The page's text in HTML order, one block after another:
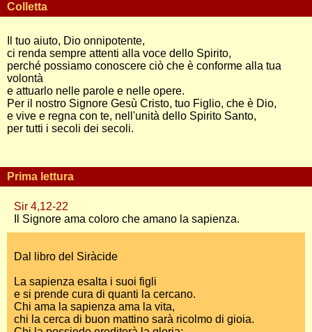
Colletta
Il tuo aiuto, Dio onnipotente,
ci renda sempre attenti alla voce dello Spirito,
perché possiamo conoscere ciò che è conforme alla tua
volontà
e attuarlo nelle parole e nelle opere.
Per il nostro Signore Gesù Cristo, tuo Figlio, che è Dio,
e vive e regna con te, nell'unità dello Spirito Santo,
per tutti i secoli dei secoli.
Prima lettura
Sir 4,12-22
Il Signore ama coloro che amano la sapienza.
Dal libro del Siràcide
La sapienza esalta i suoi figli
e si prende cura di quanti la cercano.
Chi ama la sapienza ama la vita,
chi la cerca di buon mattino sarà ricolmo di gioia.